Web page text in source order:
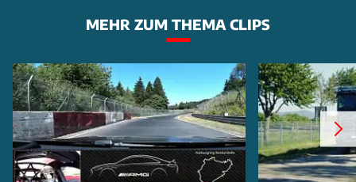
MEHR ZUM THEMA CLIPS